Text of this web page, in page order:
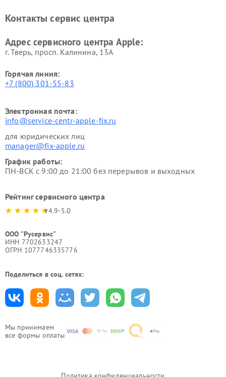
Мы принимаем
все формы оплаты
Контакты сервис центра
Адрес сервисного центра Apple:
г. Тверь, просп. Калинина, 13А
Горячая линия:
+7 (800) 301-55-83
Электронная почта:
info@service-centr-apple-fix.ru
для юридических лиц
manager@fix-apple.ru
График работы:
ПН-ВСК с 9:00 до 21:00 без перерывов и выходных
Рейтинг сервисного центра
4.9-5.0
ООО "Русервис"
ИНН 7702633247
ОГРН 1077746335776
Поделиться в соц. сетях: